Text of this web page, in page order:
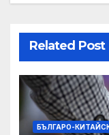
Related Post
БЪЛГАРО-